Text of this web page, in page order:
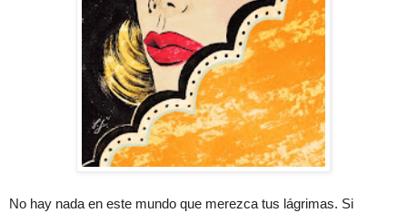
No hay nada en este mundo que merezca tus lágrimas. Si